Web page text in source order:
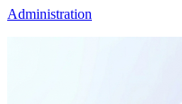
Administration